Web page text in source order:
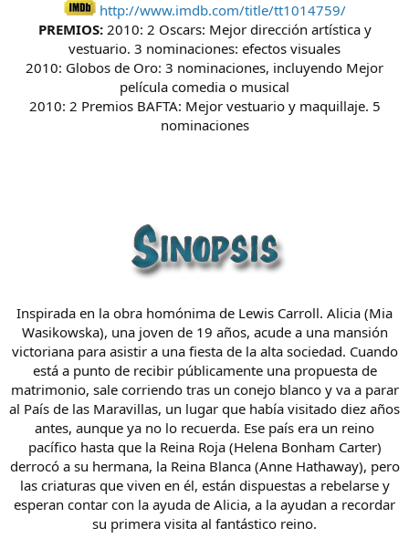
http://www.imdb.com/title/tt1014759/
PREMIOS: 2010: 2 Oscars: Mejor dirección artística y
vestuario. 3 nominaciones: efectos visuales
2010: Globos de Oro: 3 nominaciones, incluyendo Mejor
película comedia o musical
2010: 2 Premios BAFTA: Mejor vestuario y maquillaje. 5
nominaciones
Inspirada en la obra homónima de Lewis Carroll. Alicia (Mia
Wasikowska), una joven de 19 años, acude a una mansión
victoriana para asistir a una fiesta de la alta sociedad. Cuando
está a punto de recibir públicamente una propuesta de
matrimonio, sale corriendo tras un conejo blanco y va a parar
al País de las Maravillas, un lugar que había visitado diez años
antes, aunque ya no lo recuerda. Ese país era un reino
pacífico hasta que la Reina Roja (Helena Bonham Carter)
derrocó a su hermana, la Reina Blanca (Anne Hathaway), pero
las criaturas que viven en él, están dispuestas a rebelarse y
esperan contar con la ayuda de Alicia, a la ayudan a recordar
su primera visita al fantástico reino.